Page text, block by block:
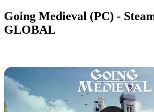
Going Medieval (PC) -
GLOBAL